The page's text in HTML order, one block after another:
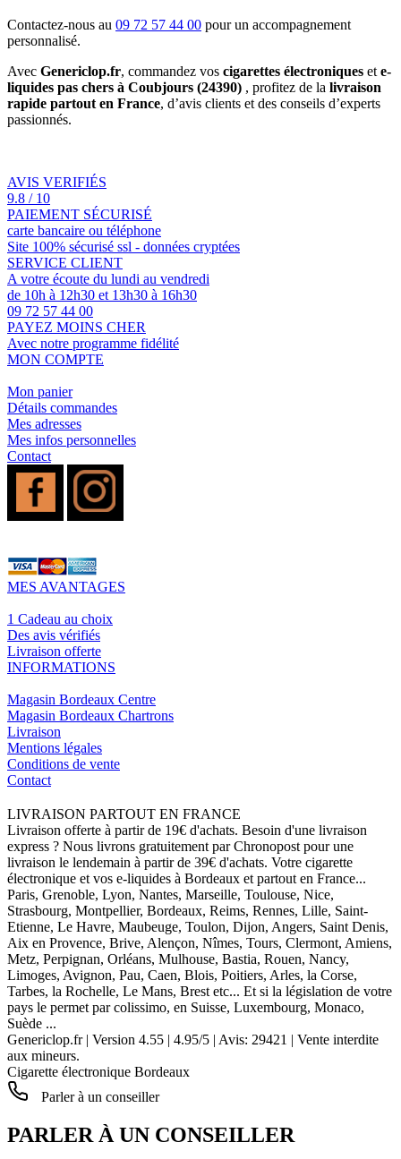
Contactez-nous au 09 72 57 44 00 pour un accompagnement
personnalisé.
Avec Genericlop.fr, commandez vos cigarettes électroniques ete-
liquides pas chers à Coubjours (24390) , profitez de la livraison
rapide partout en France, d’avis clients et des conseils d’experts
passionnés.
AVIS VERIFIÉS
9.8 / 10
PAIEMENT SÉCURISÉ
carte bancaire ou téléphone
Site 100% sécurisé ssl - données cryptées
SERVICE CLIENT
A votre écoute du lundi au vendredi
de 10h à 12h30 et 13h30 à 16h30
09 72 57 44 00
PAYEZ MOINS CHER
Avec notre programme fidélité
MON COMPTE
Mon panier
Détails commandes
Mes adresses
Mes infos personnelles
Contact
MES AVANTAGES
1 Cadeau au choix
Des avis vérifiés
Livraison offerte
INFORMATIONS
Magasin Bordeaux Centre
Magasin Bordeaux Chartrons
Livraison
Mentions légales
Conditions de vente
Contact
LIVRAISON PARTOUT EN FRANCE
Livraison offerte à partir de 19€ d'achats. Besoin d'une livraison
express ? Nous livrons gratuitement par Chronopost pour une
livraison le lendemain à partir de 39€ d'achats. Votre cigarette
électronique et vos e-liquides à Bordeaux et partout en France...
Paris, Grenoble, Lyon, Nantes, Marseille, Toulouse, Nice,
Strasbourg, Montpellier, Bordeaux, Reims, Rennes, Lille, Saint-
Etienne, Le Havre, Maubeuge, Toulon, Dijon, Angers, Saint Denis,
Aix en Provence, Brive, Alençon, Nîmes, Tours, Clermont, Amiens,
Metz, Perpignan, Orléans, Mulhouse, Bastia, Rouen, Nancy,
Limoges, Avignon, Pau, Caen, Blois, Poitiers, Arles, la Corse,
Tarbes, la Rochelle, Le Mans, Brest etc... Et si la législation de votre
pays le permet par colissimo, en Suisse, Luxembourg, Monaco,
Suède ...
Genericlop.fr| Version 4.55 | 4.95/5 | Avis: 29421 | Vente interdite
aux mineurs.
Cigarette électronique Bordeaux
Parler à un conseiller
PARLER À UN CONSEILLER